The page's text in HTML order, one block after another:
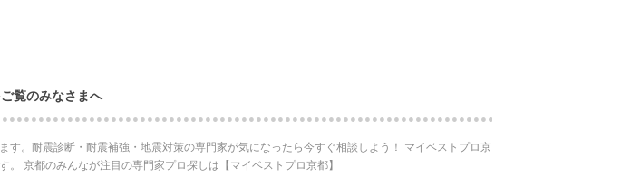
覧のみなさまへ
。耐震診断・耐震補強・地震対策の専門家が気になったら今すぐ相談しよう！ マイベストプロ京
京都のみんなが注目の専門家プロ探しは【マイベストプロ京都】